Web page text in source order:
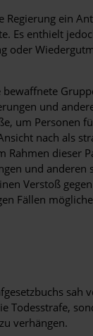
Regierung ein
Es enthielt
oder
und
um Personen
nach als
Rahmen dieser
und anderen
Verstoß
Fällen
sah
Todesstrafe,
verhängen.